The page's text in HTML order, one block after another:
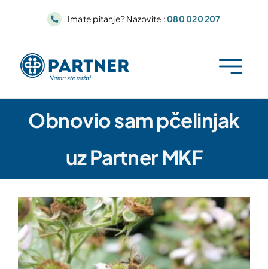
Imate pitanje? Nazovite :080 020 207
Obnovio sam pčelinjak
uz Partner MKF